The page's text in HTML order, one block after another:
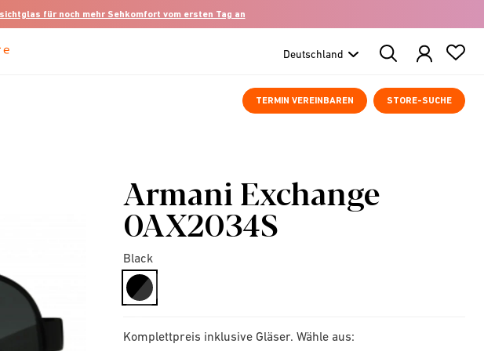
für noch mehr Sehkomfort vom ersten Tag an
Search
Products
TERMIN VEREINBAREN STORE-SUCHE
Armani Exchange
0AX2034S
Black
selected
Komplettpreis inklusive Gläser. Wähle aus: